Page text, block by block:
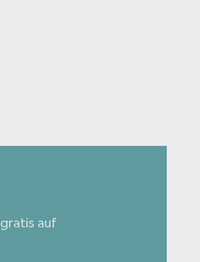
auf